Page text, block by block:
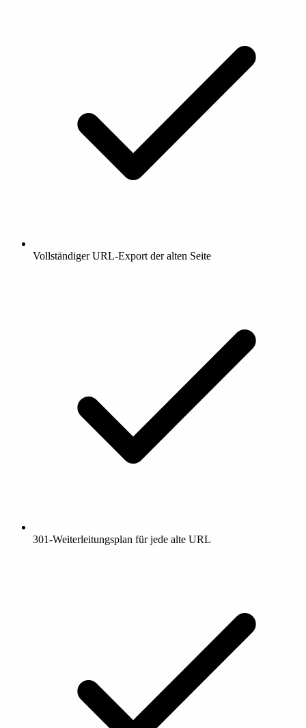
Vollständiger URL-Export der alten Seite
301-Weiterleitungsplan für jede alte URL